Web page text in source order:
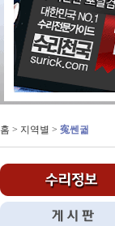
홈 > 지역별 > 寃쎈궓